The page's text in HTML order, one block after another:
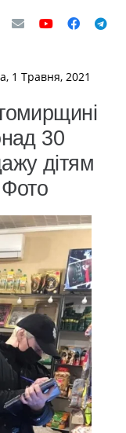
1 Травня, 2021
30
дітям